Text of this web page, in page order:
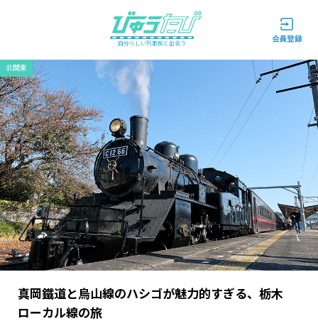
自分らしい列車旅と出会う
北関東
真岡鐵道と烏山線のハシゴが魅力的すぎる、栃木
ローカル線の旅